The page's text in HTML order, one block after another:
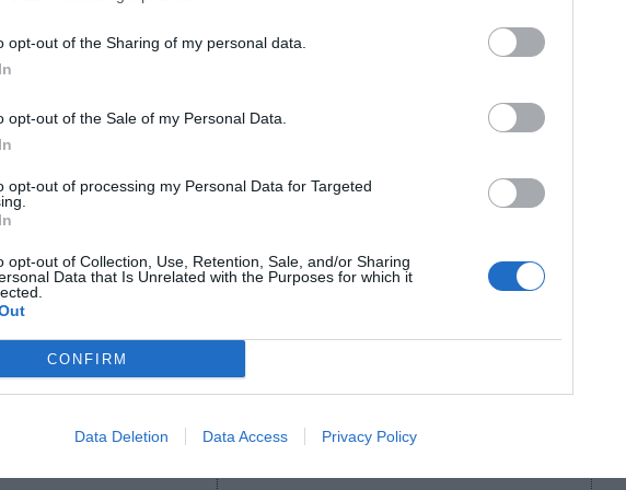
opt-out of the Sharing of my personal data.
opt-out of the Sale of my Personal Data.
opt-out of processing my Personal Data for Targeted
opt-out of Collection, Use, Retention, Sale, and/or Sharing
Data that Is Unrelated with the Purposes for which it
CONFIRM
Data Deletion Data Access Privacy Policy
‘title sponsor’ para la Superliga tras facturar más de 10 millones de euros en
Europa, la Superliga cuenta para esta temporada con el
yla más reciente de los champús Garnier
su principal competición de League of Legends, a la
Valorant y a la renovación de su acuerdo con LaLiga y
como fuente preferida de Google de forma
ACTIVAR AHORA